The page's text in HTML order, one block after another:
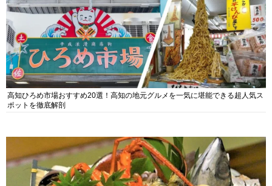
高知ひろめ市場おすすめ20選！高知の地元グルメを一気に堪能できる超人気ス
ポットを徹底解剖